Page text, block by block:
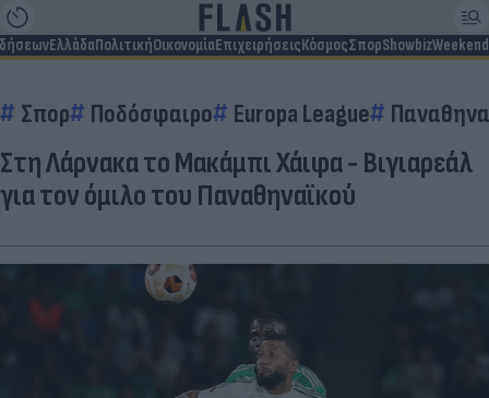
ΕλλάδαΠολιτικήΟικονομίαΕπιχειρήσειςΚόσμοςΣπορShowbizWeekend
Σπορ Ποδόσφαιρο Europa League
Στη Λάρνακα το Μακάμπι Χάιφα - Βιγιαρεάλ
για τον όμιλο του Παναθηναϊκού